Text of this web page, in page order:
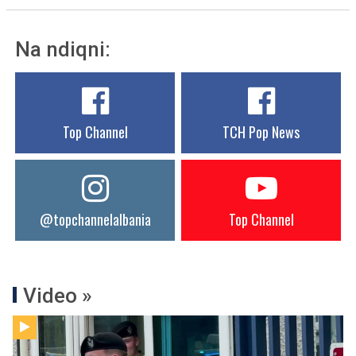
Na ndiqni:
Top Channel TCH Pop News
@topchannelalbania Top Channel
Video »